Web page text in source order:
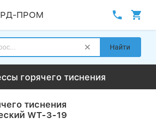
ПРОМ
Найти
горячего тиснения
тиснения
WT-3-19